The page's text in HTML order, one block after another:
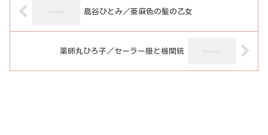
島谷ひとみ／亜麻色の髪の乙女
薬師丸ひろ子／セーラー服と機関銃